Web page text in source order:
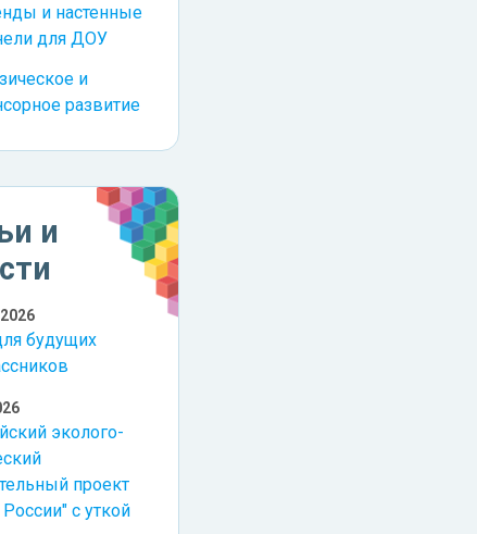
и настенные
для ДОУ
и
развитие
и
будущих
эколого-
проект
с уткой